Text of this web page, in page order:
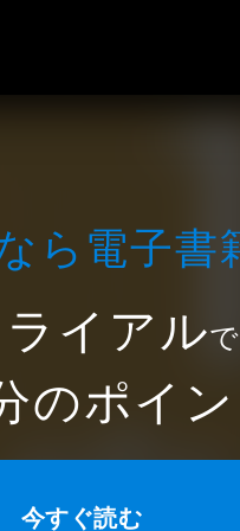
ら電⼦書
イアル
のポイン
今すぐ読む